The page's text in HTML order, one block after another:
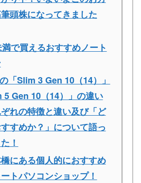
頭株になってきました
で買えるおすすめノート
「Slim 3 Gen 10（14）」
5 Gen 10（14）」の違い
れの特徴と違い及び「ど
すめか？」について語っ
！
にある個人的におすすめ
トパソコンショップ！